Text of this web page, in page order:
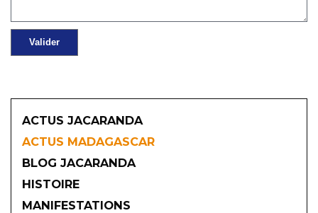
ACTUS JACARANDA
ACTUS MADAGASCAR
BLOG JACARANDA
HISTOIRE
MANIFESTATIONS